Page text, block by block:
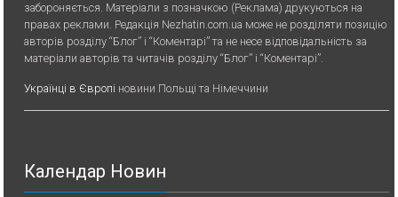
забороняється. Матеріали з позначкою (Реклама) друкуються на
правах реклами. Редакція Nezhatin.com.ua може не розділяти позицію
авторів розділу “Блог” і “Коментарі” та не несе відповідальність за
матеріали авторів та читачів розділу “Блог” і “Коментарі”.
Українці в Європі новини Польщі та Німеччини
Календар Новин